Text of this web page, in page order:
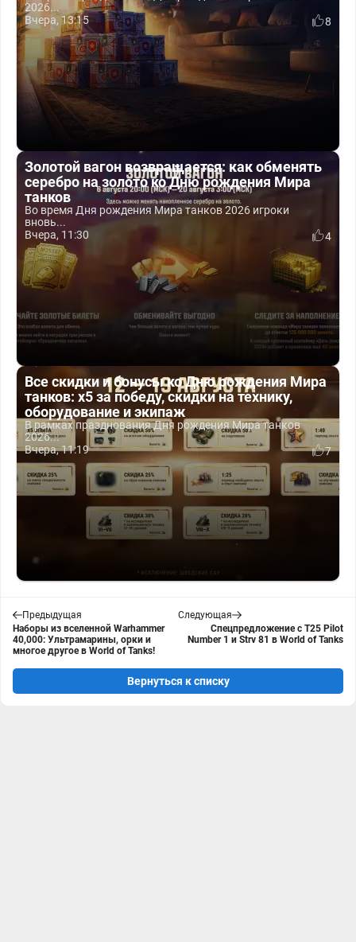
2026...
Вчера, 13:15
8
Золотой вагон возвращается: как обменять
серебро на золото ко Дню рождения Мира
танков
Во время Дня рождения Мира танков 2026 игроки
вновь...
Вчера, 11:30
4
Все скидки и бонусы ко Дню рождения Мира
танков: x5 за победу, скидки на технику,
оборудование и экипаж
В рамках празднования Дня рождения Мира танков
2026...
Вчера, 11:19
7
Предыдущая
Наборы из вселенной Warhammer
40,000: Ультрамарины, орки и
многое другое в World of Tanks!
Следующая
Спецпредложение с T25 Pilot
Number 1 и Strv 81 в World of Tanks
Вернуться к списку